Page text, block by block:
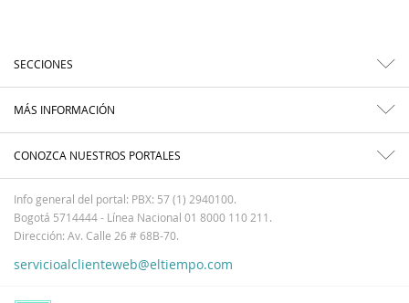
SECCIONES
MÁS INFORMACIÓN
CONOZCA NUESTROS PORTALES
Info general del portal: PBX: 57 (1) 2940100.
Bogotá 5714444 - Línea Nacional 01 8000 110 211.
Dirección: Av. Calle 26 # 68B-70.
servicioalclienteweb@eltiempo.com